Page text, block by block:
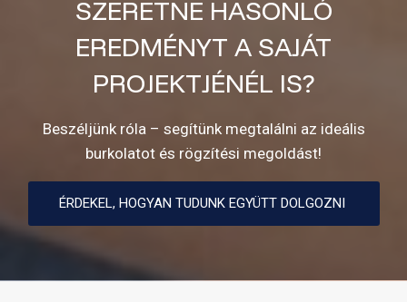
SZERETNE HASONLÓ
EREDMÉNYT A SAJÁT
PROJEKTJÉNÉL IS?
Beszéljünk róla – segítünk megtalálni az ideális
burkolatot és rögzítési megoldást!
ÉRDEKEL, HOGYAN TUDUNK EGYÜTT DOLGOZNI